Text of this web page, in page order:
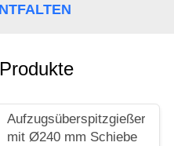
Aufzugsüberspitzgießer
mit Ø240 mm Schiebe